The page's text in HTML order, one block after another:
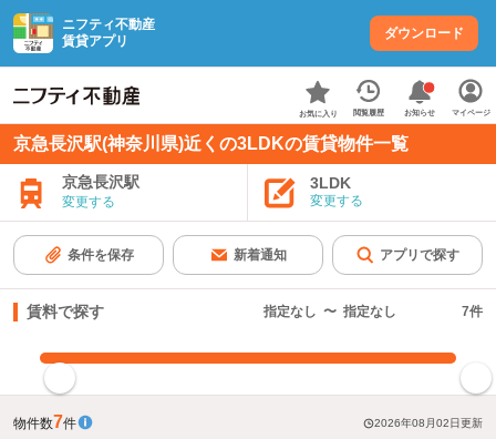
ニフティ不動産
賃貸アプリ
ダウンロード
お気に入り 閲覧履歴 お知らせ マイページ
京急長沢駅(神奈川県)近くの3LDKの賃貸物件一覧
京急長沢駅
変更する
3LDK
変更する
条件を保存 新着通知 アプリで探す
賃料で探す 指定なし 〜 指定なし 7件
物件数7件 2026年08月02日更新